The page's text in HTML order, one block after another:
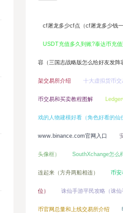
cf屠龙多少cf点（cf屠龙多少钱一
USDT充值多久到账?泰达币充
容（三国志战略版怎么给好友发阵
架交易所介绍 十大虚拟货币
币交易和买卖教程图解
戏的人物建模好看（角色好看的仙
www.binance.com官网入口
头像框） SouthXchange怎么
连起来（方舟两船相连） 币安
位） 诛仙手游平民攻略（诛仙
币官网总量和上线交易所介绍